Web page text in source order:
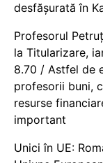
desfășurată în
Profesorul
la Titularizare,
8.70 / Astfel de
profesorii buni,
resurse
important
Unici în UE: